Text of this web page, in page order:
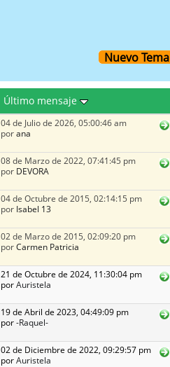
Nuevo Tema
Último mensaje
04 de Julio de 2026, 05:00:46 am
porana
08 de Marzo de 2022, 07:41:45 pm
por DEVORA
04 de Octubre de 2015, 02:14:15 pm
por Isabel 13
02 de Marzo de 2015, 02:09:20 pm
porCarmen Patricia
21 de Octubre de 2024, 11:30:04 pm
porAuristela
19 de Abril de 2023, 04:49:09 pm
por-Raquel-
02 de Diciembre de 2022, 09:29:57 pm
porAuristela